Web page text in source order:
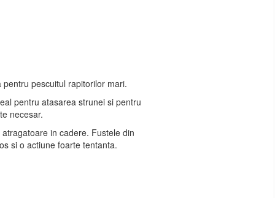
pescuitul rapitorilor mari.
pentru atasarea strunei si pentru
necesar.
in cadere. Fustele din
si o actiune foarte tentanta.